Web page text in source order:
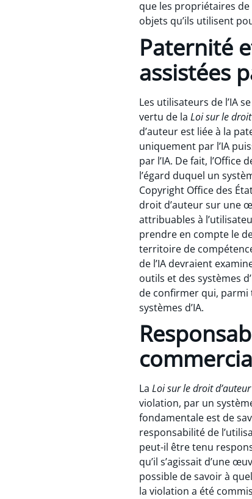
que les propriétaires de
objets qu’ils utilisent
Paternité
assistées
Les utilisateurs de l’IA
vertu de la Loi sur le
d’auteur est liée à la
uniquement par l’IA
par l’IA. De fait,
l’égard duquel un
Copyright Office des
droit d’auteur sur une
attribuables à
prendre en compte le
territoire de
de l’IA devraient
outils et des systèmes
de confirmer qui, parmi
systèmes d’IA.
La Loi sur le droit d’auteur
violation, par un
fondamentale est de
responsabilité de
peut-il être tenu
qu’il s’agissait d’une
possible de savoir à
la violation a été